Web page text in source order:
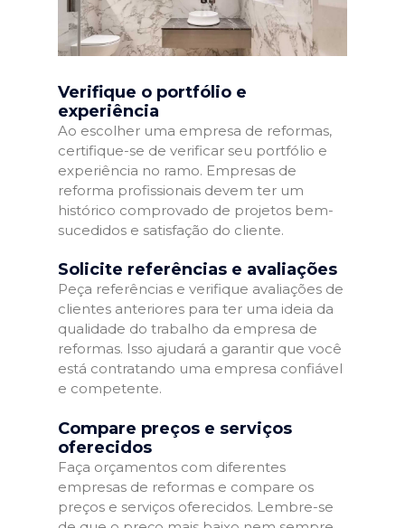
Verifique o portfólio e
experiência
Ao escolher uma empresa de reformas,
certifique-se de verificar seu portfólio e
experiência no ramo. Empresas de
reforma profissionais devem ter um
histórico comprovado de projetos bem-
sucedidos e satisfação do cliente.
Solicite referências e avaliações
Peça referências e verifique avaliações de
clientes anteriores para ter uma ideia da
qualidade do trabalho da empresa de
reformas. Isso ajudará a garantir que você
está contratando uma empresa confiável
e competente.
Compare preços e serviços
oferecidos
Faça orçamentos com diferentes
empresas de reformas e compare os
preços e serviços oferecidos. Lembre-se